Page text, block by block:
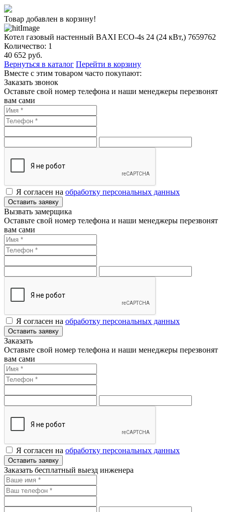
Товар добавлен в корзину!
Котел газовый настенный BAXI ECO-4s 24 (24 кВт,) 7659762
Количество: 1
40 652 руб.
Вернуться в каталог Перейти в корзину
Вместе с этим товаром часто покупают:
Заказать звонок
Оставьте свой номер телефона и наши менеджеры перезвонят
вам сами
Я согласен на обработку персональных данных
Оставить заявку
Вызвать замерщика
Оставьте свой номер телефона и наши менеджеры перезвонят
вам сами
Я согласен на обработку персональных данных
Оставить заявку
Заказать
Оставьте свой номер телефона и наши менеджеры перезвонят
вам сами
Я согласен на обработку персональных данных
Оставить заявку
Заказать бесплатный выезд инженера